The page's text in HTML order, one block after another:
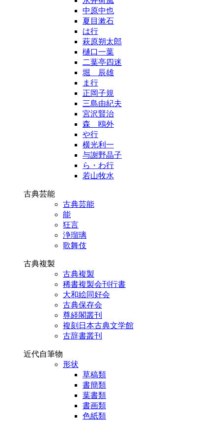
中原中也
夏目漱石
は行
萩原朔太郎
樋口一葉
二葉亭四迷
堀 辰雄
ま行
正岡子規
三島由紀夫
宮沢賢治
森 鴎外
や行
横光利一
与謝野晶子
ら・わ行
若山牧水
古典芸能
古典芸能
能
狂言
浄瑠璃
歌舞伎
古典複製
古典複製
稀書複製会刊行書
大和絵同好会
古典保存会
尊経閣叢刊
複刻日本古典文学館
古辞書叢刊
近代自筆物
形状
草稿類
書簡類
葉書類
書画類
色紙類